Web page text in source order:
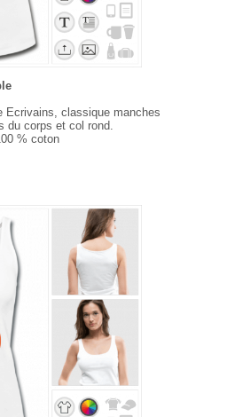
Ecrivains, classique manches
du corps et col rond.
% coton